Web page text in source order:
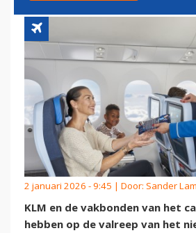
2 januari 2026 - 9:45 | Door: Sander
KLM en de vakbonden van het
hebben op de valreep van het